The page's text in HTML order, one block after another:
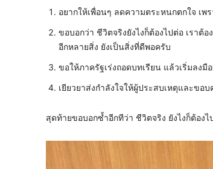
อยากให้เพื่อนๆ ลดความตระหนกตกใจ เ
ขอบอกว่า ชีวิตจริงยังไงก็ต้องไปต่อ เราต้
อีกหลายสิ่ง ยังเป็นสิ่งที่ดีพอครับ
ขอให้ภาครัฐเร่งถอดบทเรียน แล้วเริ่มลง
เยียวยาส่งกำลังใจให้ผู้ประสบเหตุและข
สุดท้ายขอบอกซ้ำอีกทีว่า ชีวิตจริง ยังไงก็ต้อง